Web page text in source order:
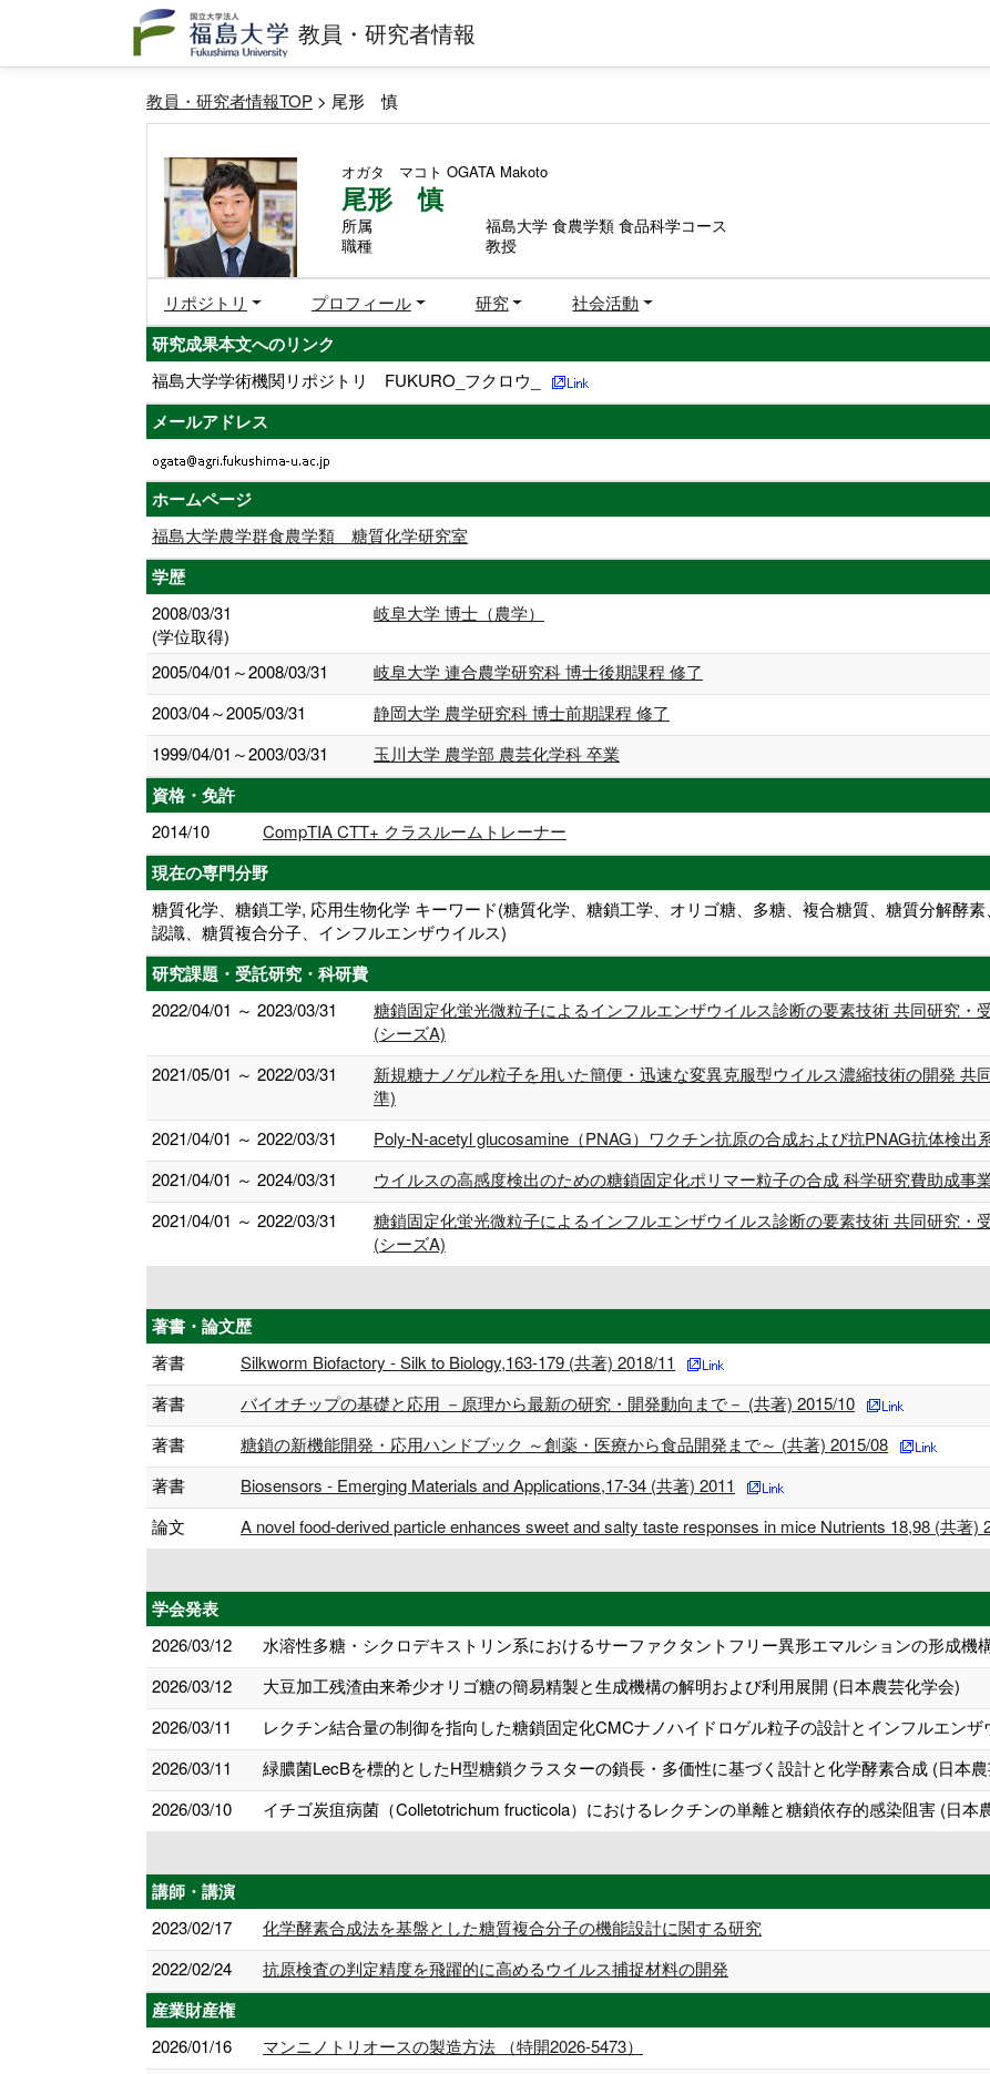
教員・研究者情報
教員・研究者情報TOP > 尾形 慎
オガタ マコト OGATA Makoto
尾形 慎
所属
福島大学 食農学類 食品科学コース
職種
教授
リポジトリ プロフィール 研究 社会活動
研究成果本文へのリンク
福島大学学術機関リポジトリ FUKURO_フクロウ_
メールアドレス
ホームページ
福島大学農学群食農学類 糖質化学研究室
学歴
2008/03/31
(学位取得)
岐阜大学 博士（農学）
2005/04/01～2008/03/31
岐阜大学 連合農学研究科 博士後期課程 修了
2003/04～2005/03/31
静岡大学 農学研究科 博士前期課程 修了
1999/04/01～2003/03/31
玉川大学 農学部 農芸化学科 卒業
資格・免許
2014/10 CompTIA CTT+ クラスルームトレーナー
現在の専門分野
糖質化学、糖鎖工学, 応用生物化学 キーワード(糖質化学、糖鎖工学、オリゴ糖、多糖、複合糖質、糖質分解酵
認識、糖質複合分子、インフルエンザウイルス)
研究課題・受託研究・科研費
2022/04/01 ～ 2023/03/31
糖鎖固定化蛍光微粒子によるインフルエンザウイルス診断の要素技術 共同研究・
(シーズA)
2021/05/01 ～ 2022/03/31
新規糖ナノゲル粒子を用いた簡便・迅速な変異克服型ウイルス濃縮技術の開発
準)
2021/04/01 ～ 2022/03/31
Poly-N-acetyl glucosamine（PNAG）ワクチン抗原の合成および抗PNAG抗体検出
2021/04/01 ～ 2024/03/31
ウイルスの高感度検出のための糖鎖固定化ポリマー粒子の合成 科学研究費助成事
2021/04/01 ～ 2022/03/31
糖鎖固定化蛍光微粒子によるインフルエンザウイルス診断の要素技術 共同研究・
(シーズA)
著書・論文歴
著書
Silkworm Biofactory - Silk to Biology,163-179 (共著) 2018/11
著書
バイオチップの基礎と応用 －原理から最新の研究・開発動向まで－ (共著) 2015/10
著書
糖鎖の新機能開発・応用ハンドブック ～創薬・医療から食品開発まで～ (共著) 2015/08
著書
Biosensors - Emerging Materials and Applications,17-34 (共著) 2011
論文
A novel food-derived particle enhances sweet and salty taste responses in mice Nutrients 18,98 (共著)
学会発表
2026/03/12
水溶性多糖・シクロデキストリン系におけるサーファクタントフリー異形エマルションの形成機
2026/03/12
大豆加工残渣由来希少オリゴ糖の簡易精製と生成機構の解明および利用展開 (日本農芸化学会)
2026/03/11
レクチン結合量の制御を指向した糖鎖固定化CMCナノハイドロゲル粒子の設計とインフルエン
2026/03/11
緑膿菌LecBを標的としたH型糖鎖クラスターの鎖長・多価性に基づく設計と化学酵素合成 (日本
2026/03/10
イチゴ炭疽病菌（Colletotrichum fructicola）におけるレクチンの単離と糖鎖依存的感染阻害 (日本
講師・講演
2023/02/17
化学酵素合成法を基盤とした糖質複合分子の機能設計に関する研究
2022/02/24
抗原検査の判定精度を飛躍的に高めるウイルス捕捉材料の開発
産業財産権
2026/01/16
マンニノトリオースの製造方法 （特開2026-5473）